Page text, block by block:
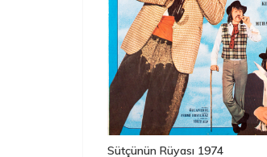
Sütçünün Rüyası 1974